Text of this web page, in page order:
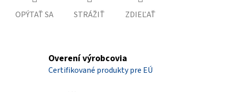
OPÝTAŤ SA STRÁŽIŤ ZDIEĽAŤ
Overení výrobcovia
Certifikované produkty pre EÚ